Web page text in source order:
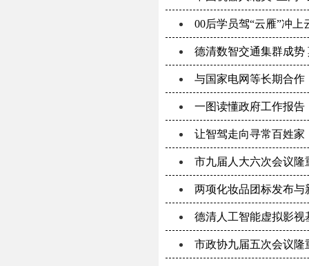
00后学员驾“云雁”冲
德清数智交通集群成势
与国家电网等长期合
一图读懂政府工作报告
让智驾走向寻常百姓
市九届人大六次会议隆
两项化妆品团标发布
德清人工智能虚拟影
市政协九届五次会议隆